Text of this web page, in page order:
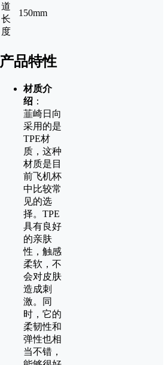
道
长
度
150mm
产品特性
材质介
绍 ：
韮崎日向
采用的是
TPE材
质，这种
材质是目
前飞机杯
中比较常
见的选
择。TPE
具有良好
的亲肤
性，触感
柔软，不
会对皮肤
造成刺
激。同
时，它的
柔韧性和
弹性也相
当不错，